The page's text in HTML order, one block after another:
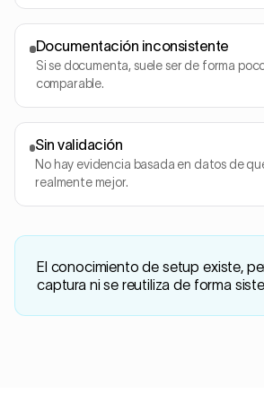
Documentación inconsistente
Si se documenta, suele ser de forma
comparable.
Sin validación
No hay evidencia basada en datos de
realmente mejor.
El conocimiento de setup existe,
captura ni se reutiliza de forma